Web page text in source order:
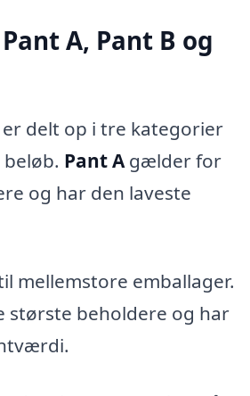
A, Pant B og
delt op i tre kategorier
Pant Agælder for
og har den laveste
mellemstore emballager.
største beholdere og har